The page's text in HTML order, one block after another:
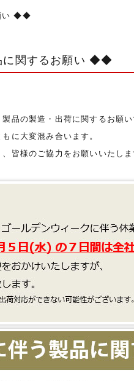
い ◆◆
に関するお願い ◆◆
品の製造・出荷に関するお願い
に大変混み合います。
皆様のご協力をお願いいたしま